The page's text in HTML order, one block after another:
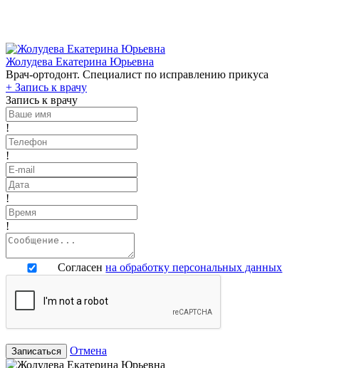
Жолудева Екатерина Юрьевна
Врач-ортодонт. Специалист по исправлению прикуса
+ Запись к врачу
Запись к врачу
!
!
!
!
Согласенна обработку персональных данных
Записаться Отмена